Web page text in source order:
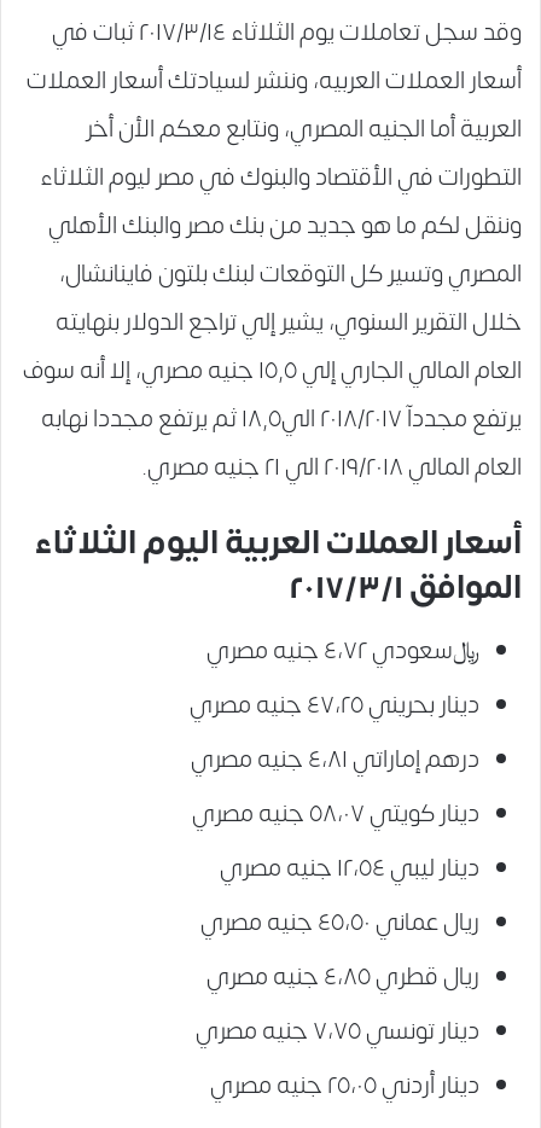
وقد سجل تعاملات يوم الثلاثاء ٢٠١٧/٣/١٤ ثبات في
أسعار العملات العربيه، وننشر لسيادتك أسعار العملات
العربية أما الجنيه المصري، ونتابع معكم الأن أخر
التطورات في الأقتصاد والبنوك في مصر ليوم الثلاثاء
وننقل لكم ما هو جديد من بنك مصر والبنك الأهلي
المصري وتسير كل التوقعات لبنك بلتون فاينانشال،
خلال التقرير السنوي، يشير إلي تراجع الدولار بنهايته
العام المالي الجاري إلي ١٥,٥ جنيه مصري، إلا أنه سوف
يرتفع مجددآ ٢٠١٨/٢٠١٧ الي١٨,٥ ثم يرتفع مجددا نهابه
العام المالي ٢٠١٩/٢٠١٨ الي ٢١ جنيه مصري.
أسعار العملات العربية اليوم الثلاثاء
الموافق ٢٠١٧/٣/١
﷼سعودي ٤،٧٢ جنيه مصري
دينار بحريني ٤٧،٢٥ جنيه مصري
درهم إماراتي ٤،٨١ جنيه مصري
دينار كويتي ٥٨،٠٧ جنيه مصري
دينار ليبي ١٢،٥٤ جنيه مصري
ريال عماني ٤٥،٥٠ جنيه مصري
ريال قطري ٤،٨٥ جنيه مصري
دينار تونسي ٧،٧٥ جنيه مصري
دينار أردني ٢٥،٠٥ جنيه مصري